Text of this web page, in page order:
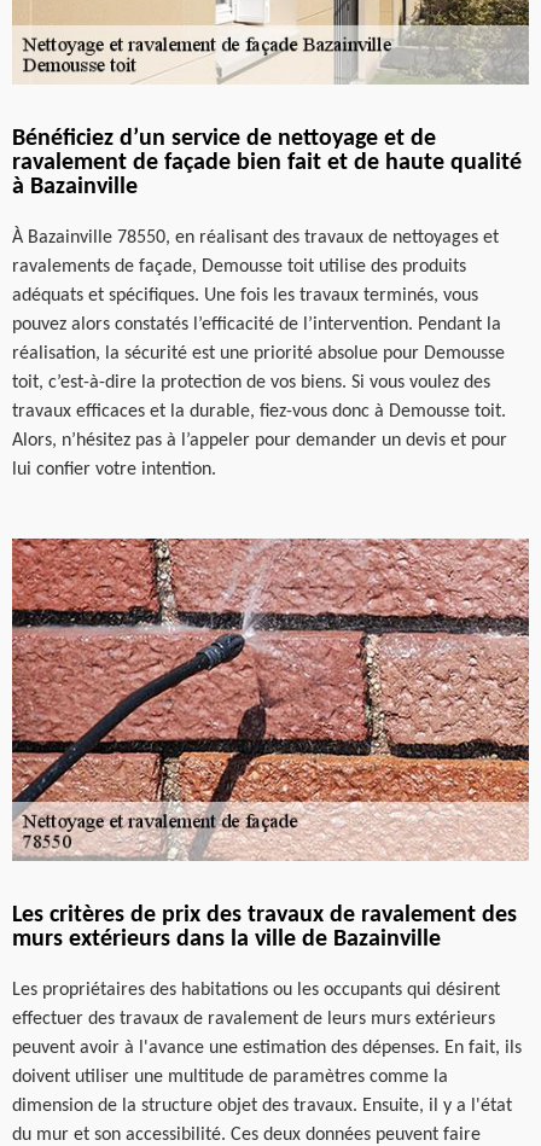
Bénéficiez d’un service de nettoyage et de
ravalement de façade bien fait et de haute qualité
à Bazainville
À Bazainville 78550, en réalisant des travaux de nettoyages et
ravalements de façade, Demousse toit utilise des produits
adéquats et spécifiques. Une fois les travaux terminés, vous
pouvez alors constatés l’efficacité de l’intervention. Pendant la
réalisation, la sécurité est une priorité absolue pour Demousse
toit, c’est-à-dire la protection de vos biens. Si vous voulez des
travaux efficaces et la durable, fiez-vous donc à Demousse toit.
Alors, n’hésitez pas à l’appeler pour demander un devis et pour
lui confier votre intention.
Les critères de prix des travaux de ravalement des
murs extérieurs dans la ville de Bazainville
Les propriétaires des habitations ou les occupants qui désirent
effectuer des travaux de ravalement de leurs murs extérieurs
peuvent avoir à l'avance une estimation des dépenses. En fait, ils
doivent utiliser une multitude de paramètres comme la
dimension de la structure objet des travaux. Ensuite, il y a l'état
du mur et son accessibilité. Ces deux données peuvent faire